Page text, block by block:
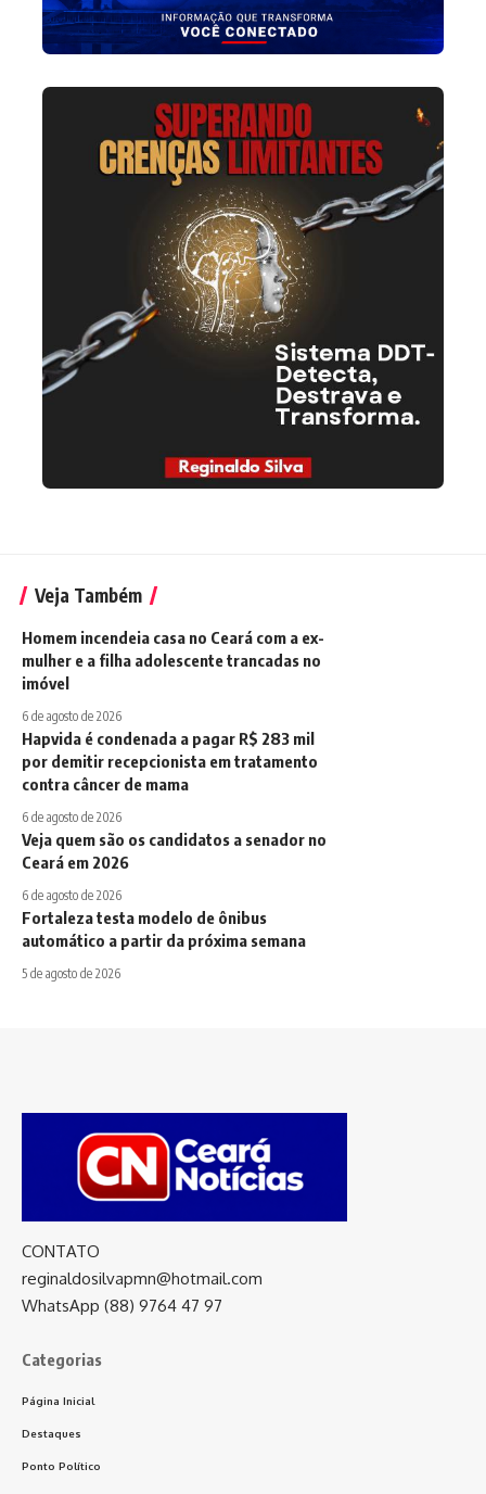
Veja Também
Homem incendeia casa no Ceará com a ex-
mulher e a filha adolescente trancadas no
imóvel
6 de agosto de 2026
Hapvida é condenada a pagar R$ 283 mil
por demitir recepcionista em tratamento
contra câncer de mama
6 de agosto de 2026
Veja quem são os candidatos a senador no
Ceará em 2026
6 de agosto de 2026
Fortaleza testa modelo de ônibus
automático a partir da próxima semana
5 de agosto de 2026
CONTATO
reginaldosilvapmn@hotmail.com
WhatsApp (88) 9764 47 97
Categorias
Página Inicial
Destaques
Ponto Político